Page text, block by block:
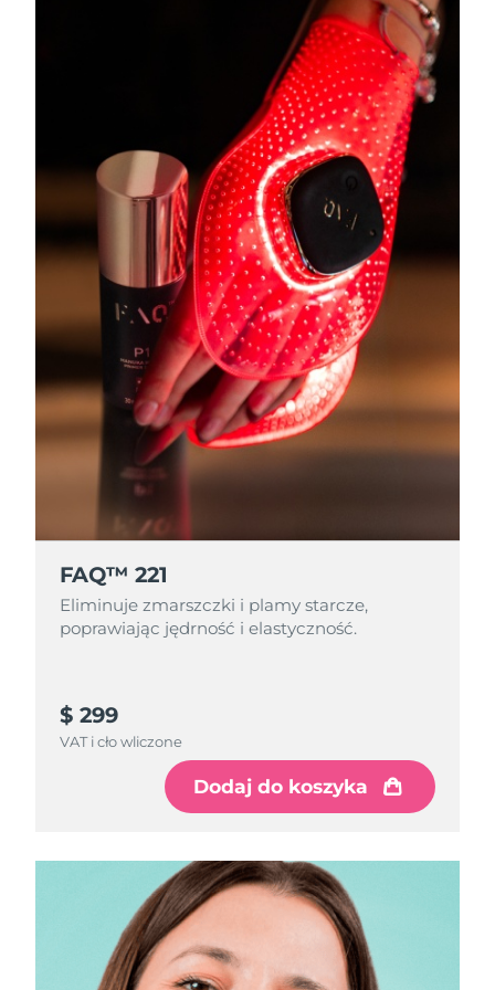
FAQ™ 221
Eliminuje zmarszczki i plamy starcze,
poprawiając jędrność i elastyczność.
$ 299
VAT i cło wliczone
Dodaj do koszyka